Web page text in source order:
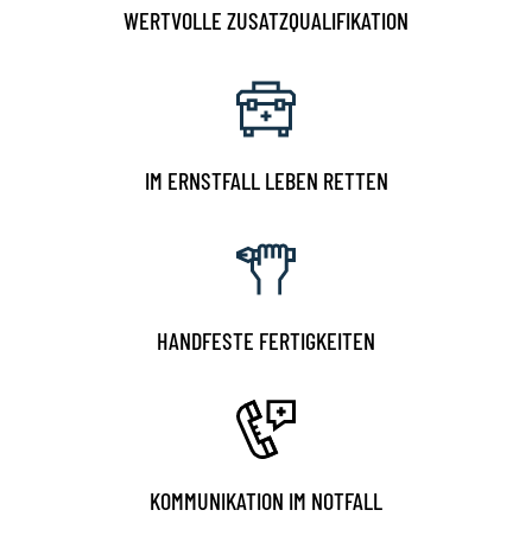
WERTVOLLE ZUSATZQUALIFIKATION
IM ERNSTFALL LEBEN RETTEN
HANDFESTE FERTIGKEITEN
KOMMUNIKATION IM NOTFALL